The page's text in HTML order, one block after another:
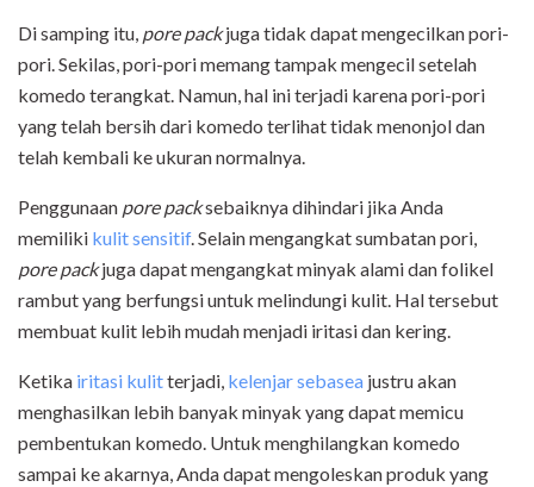
Di samping itu, pore packjuga tidak dapat mengecilkan pori-
pori. Sekilas, pori-pori memang tampak mengecil setelah
komedo terangkat. Namun, hal ini terjadi karena pori-pori
yang telah bersih dari komedo terlihat tidak menonjol dan
telah kembali ke ukuran normalnya.
Penggunaan pore packsebaiknya dihindari jika Anda
memiliki kulit sensitif. Selain mengangkat sumbatan pori,
pore packjuga dapat mengangkat minyak alami dan folikel
rambut yang berfungsi untuk melindungi kulit. Hal tersebut
membuat kulit lebih mudah menjadi iritasi dan kering.
Ketika iritasi kulitterjadi, kelenjar sebasea justru akan
menghasilkan lebih banyak minyak yang dapat memicu
pembentukan komedo. Untuk menghilangkan komedo
sampai ke akarnya, Anda dapat mengoleskan produk yang